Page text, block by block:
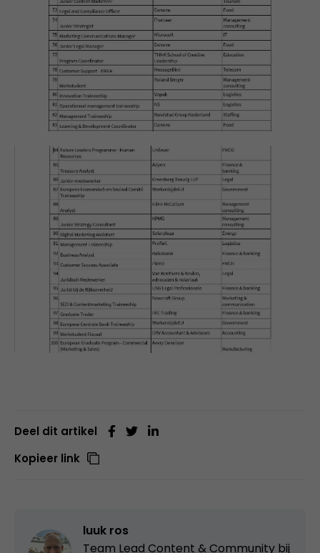
Deel dit artikel
Kopieer link
luuk ros
Team Lead Content & Community bij